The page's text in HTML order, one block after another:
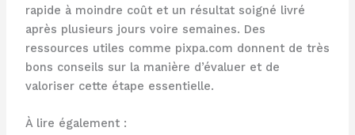
rapide à moindre coût et un résultat soigné livré
après plusieurs jours voire semaines. Des
ressources utiles comme pixpa.com donnent de très
bons conseils sur la manière d’évaluer et de
valoriser cette étape essentielle.
À lire également :